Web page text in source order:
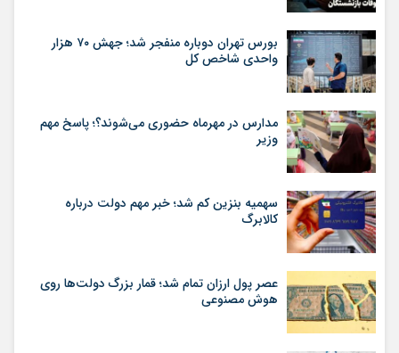
بورس تهران دوباره منفجر شد؛ جهش ۷۰ هزار
واحدی شاخص کل
مدارس در مهرماه حضوری می‌شوند؟؛ پاسخ مهم
وزیر
سهمیه بنزین کم شد؛ خبر مهم دولت درباره
کالابرگ
عصر پول ارزان تمام شد؛ قمار بزرگ دولت‌ها روی
هوش مصنوعی